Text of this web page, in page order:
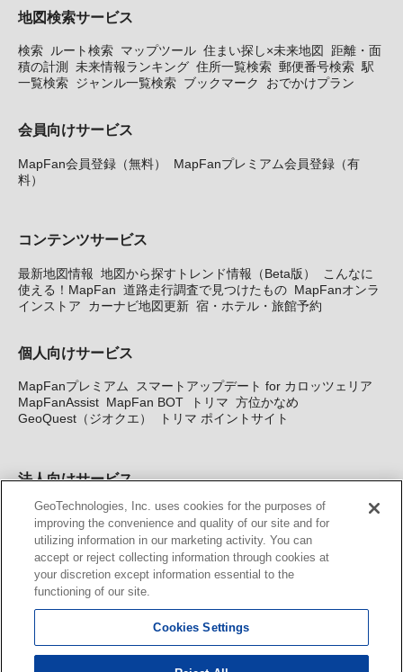
地図検索サービス
検索 ルート検索 マップツール 住まい探し×未来地図
距離・面
積の計測
未来情報ランキング 住所一覧検索 郵便番号検索 駅
一覧検索 ジャンル一覧検索 ブックマーク おでかけプラン
会員向けサービス
MapFan会員登録（無料）
MapFanプレミアム会員登録（有
料）
コンテンツサービス
最新地図情報 地図から探すトレンド情報（Beta版）
こんなに
使える！MapFan 道路走行調査で見つけたもの MapFanオンラ
インストア
カーナビ地図更新 宿・ホテル・旅館予約
個人向けサービス
MapFanプレミアム
スマートアップデート for カロッツェリア
MapFanAssist MapFan BOT トリマ 方位かなめ
GeoQuest（ジオクエ）
トリマ ポイントサイト
法人向けサービス
法人向け地図・位置情報サービス WEBサイト・システム向け地
図API Windows PC向け地図開発キット MapFan DB 住所確認
サービス
MAP WORLD+ トリマ広告 Geo-Research
カーナビ地図更新サービス
MapFan スマートメンバーズ
KENWOOD MapFan Club
GeoTechnologies, Inc. uses cookies for the purposes of
improving the convenience and quality of our site and for
utilizing information in our marketing activity. You can
accept or reject collecting information through cookies at
your discretion except information essential to the
functioning of our site.
Cookies Settings